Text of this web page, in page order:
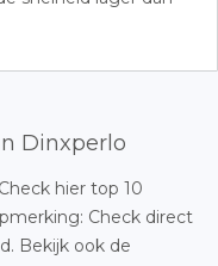
Dinxperlo
hier top 10
Check direct
Bekijk ook de